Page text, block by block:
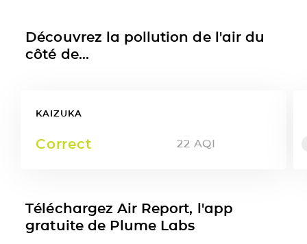
Découvrez la pollution de l'air du
côté de...
KAIZUKA
Correct 22 AQI
Téléchargez Air Report, l'app
gratuite de Plume Labs